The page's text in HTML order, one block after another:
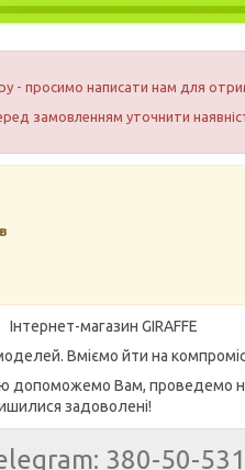
- просимо написати нам для
замовленням уточнити
Інтернет-магазин GIRAFFE
Вміємо йти на
допоможемо Вам, проведемо
задоволені!
380-50-